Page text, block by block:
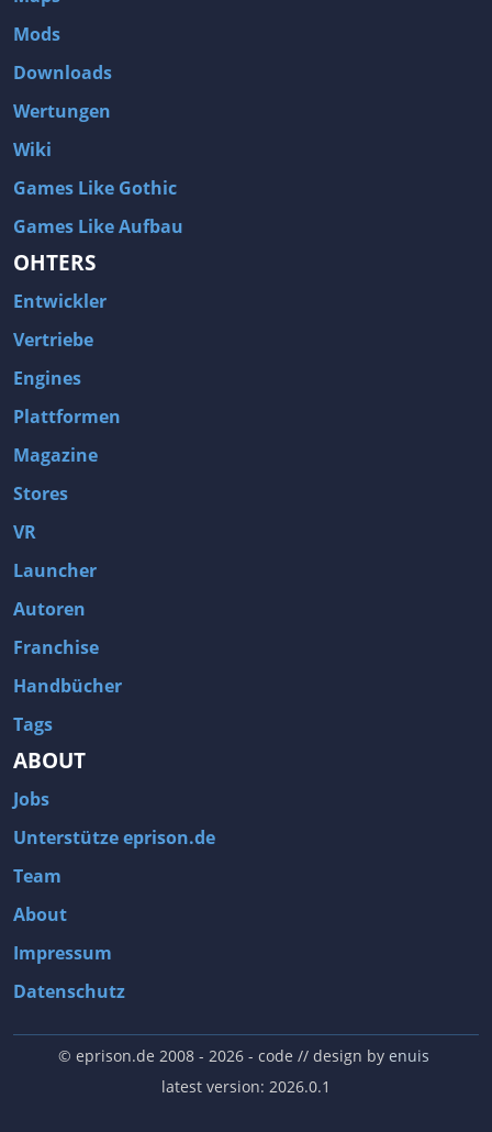
Mods
Downloads
Wertungen
Wiki
Games Like Gothic
Games Like Aufbau
OHTERS
Entwickler
Vertriebe
Engines
Plattformen
Magazine
Stores
VR
Launcher
Autoren
Franchise
Handbücher
Tags
ABOUT
Jobs
Unterstütze eprison.de
Team
About
Impressum
Datenschutz
© eprison.de 2008 - 2026- code // design by enuis
latest version: 2026.0.1